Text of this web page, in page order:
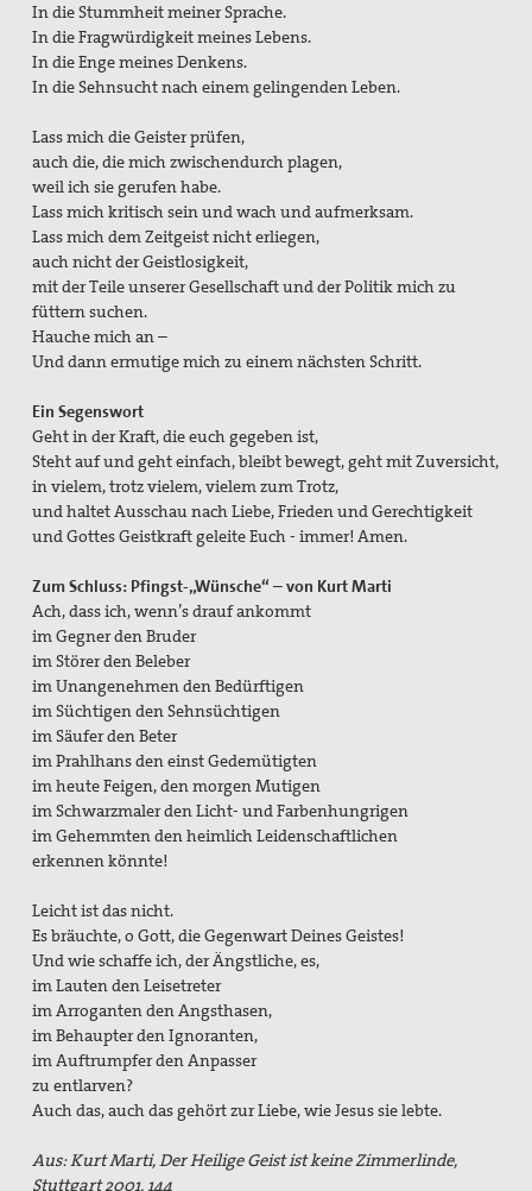
In die Stummheit meiner Sprache.
In die Fragwürdigkeit meines Lebens.
In die Enge meines Denkens.
In die Sehnsucht nach einem gelingenden Leben.
Lass mich die Geister prüfen,
auch die, die mich zwischendurch plagen,
weil ich sie gerufen habe.
Lass mich kritisch sein und wach und aufmerksam.
Lass mich dem Zeitgeist nicht erliegen,
auch nicht der Geistlosigkeit,
mit der Teile unserer Gesellschaft und der Politik mich zu
füttern suchen.
Hauche mich an –
Und dann ermutige mich zu einem nächsten Schritt.
Ein Segenswort
Geht in der Kraft, die euch gegeben ist,
Steht auf und geht einfach, bleibt bewegt, geht mit Zuversicht,
in vielem, trotz vielem, vielem zum Trotz,
und haltet Ausschau nach Liebe, Frieden und Gerechtigkeit
und Gottes Geistkraft geleite Euch - immer! Amen.
Zum Schluss: Pfingst-„Wünsche“ – von Kurt Marti
Ach, dass ich, wenn’s drauf ankommt
im Gegner den Bruder
im Störer den Beleber
im Unangenehmen den Bedürftigen
im Süchtigen den Sehnsüchtigen
im Säufer den Beter
im Prahlhans den einst Gedemütigten
im heute Feigen, den morgen Mutigen
im Schwarzmaler den Licht- und Farbenhungrigen
im Gehemmten den heimlich Leidenschaftlichen
erkennen könnte!
Leicht ist das nicht.
Es bräuchte, o Gott, die Gegenwart Deines Geistes!
Und wie schaffe ich, der Ängstliche, es,
im Lauten den Leisetreter
im Arroganten den Angsthasen,
im Behaupter den Ignoranten,
im Auftrumpfer den Anpasser
zu entlarven?
Auch das, auch das gehört zur Liebe, wie Jesus sie lebte.
Aus: Kurt Marti, Der Heilige Geist ist keine Zimmerlinde,
Stuttgart 2001, 144